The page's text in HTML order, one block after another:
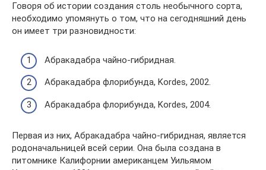
Говоря об истории создания столь необычного сорта,
необходимо упомянуть о том, что на сегодняшний день
он имеет три разновидности:
Абракадабра чайно-гибридная.
Абракадабра флорибунда, Kordes, 2002.
Абракадабра флорибунда, Kordes, 2004.
Первая из них, Абракадабра чайно-гибридная, является
родоначальницей всей серии. Она была создана в
питомнике Калифорнии американцем Уильямом